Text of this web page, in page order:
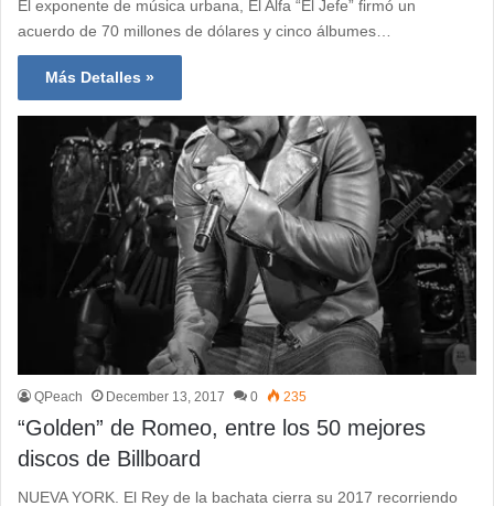
El exponente de música urbana, El Alfa “El Jefe” firmó un
acuerdo de 70 millones de dólares y cinco álbumes…
Más Detalles »
QPeach December 13, 2017 0 235
“Golden” de Romeo, entre los 50 mejores
discos de Billboard
NUEVA YORK. El Rey de la bachata cierra su 2017 recorriendo